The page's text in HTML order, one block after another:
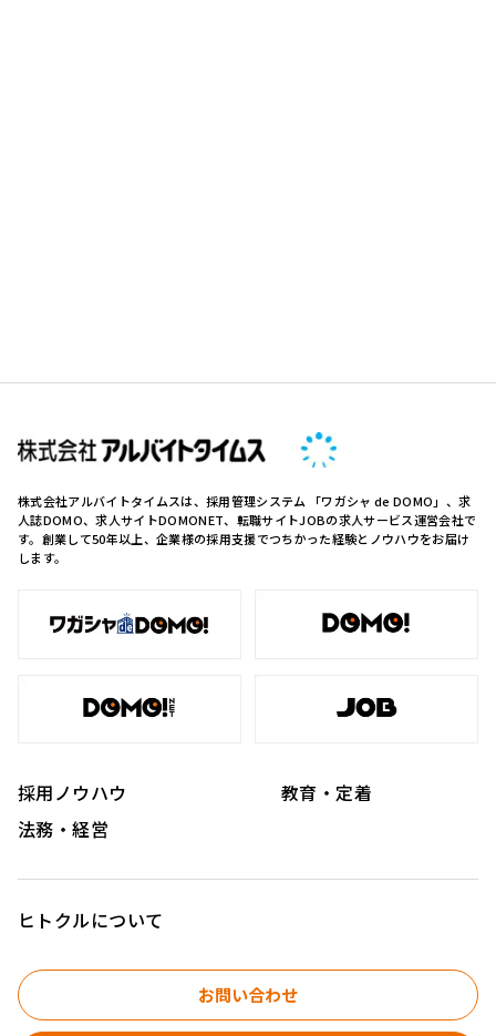
株式会社アルバイトタイムスは、採用管理システム 「ワガシャ de DOMO」、求
人誌DOMO、求人サイトDOMONET、転職サイトJOBの求人サービス運営会社で
す。創業して50年以上、企業様の採用支援でつちかった経験とノウハウをお届け
します。
採用ノウハウ
教育・定着
法務・経営
ヒトクルについて
お問い合わせ